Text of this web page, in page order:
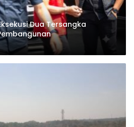
Dua Tersangka